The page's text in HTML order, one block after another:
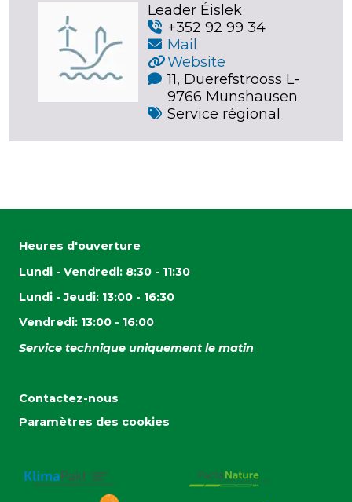
Leader Éislek
+352 92 99 34
Mail
Website
11, Duerefstrooss L-
9766 Munshausen
Service régional
Heures d'ouverture
Lundi - Vendredi: 8:30 - 11:30
Lundi - Jeudi: 13:00 - 16:30
Vendredi: 13:00 - 16:00
Service technique uniquement le matin
Contactez-nous
Paramètres des cookies